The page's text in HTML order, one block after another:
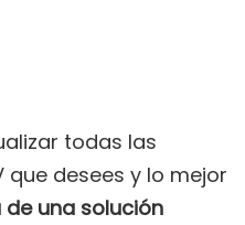
todas las
que desees y lo mejor
una solución